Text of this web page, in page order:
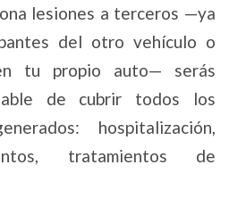
lesiones a terceros —ya
del otro vehículo o
tu propio auto— serás
de cubrir todos los
hospitalización,
tratamientos de